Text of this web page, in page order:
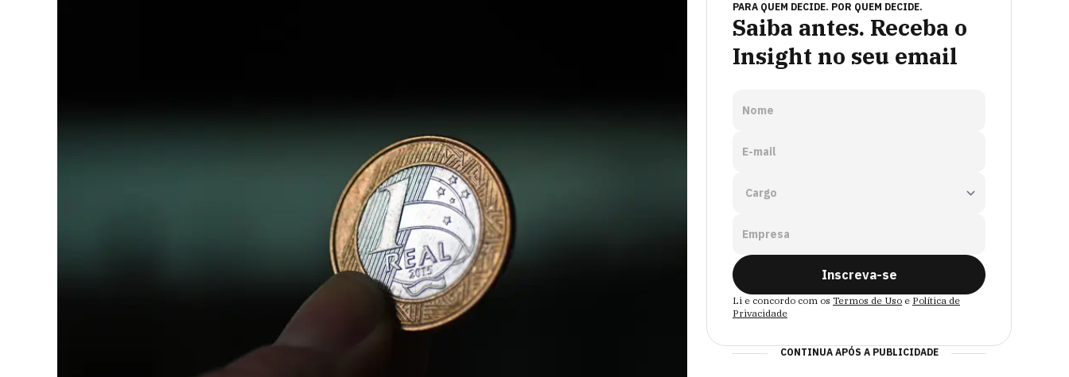
PARA QUEM DECIDE. POR QUEM DECIDE.
Saiba antes. Receba o
Insight no seu email
Nome
E-mail
Empresa
Inscreva-se
Li e concordo com os Termos de Uso e Política de
Privacidade
CONTINUA APÓS A PUBLICIDADE